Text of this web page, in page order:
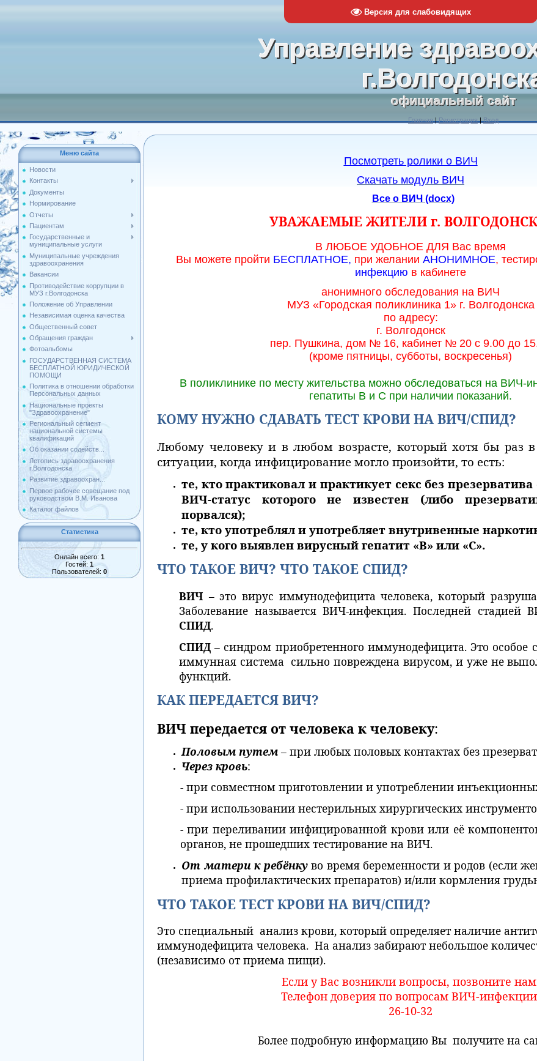
Версия для слабовидящих
Управление
официальный сайт
Главная|Регистрация|Вход
Меню сайта
Новости
Контакты
Документы
Нормирование
Отчеты
Пациентам
Государственные и
муниципальные услуги
Муниципальные учреждения
здравоохранения
Вакансии
Противодействие коррупции в
МУЗ г.Волгодонска
Положение об Управлении
Независимая оценка качества
Общественный совет
Обращения граждан
Фотоальбомы
ГОСУДАРСТВЕННАЯ СИСТЕМА
БЕСПЛАТНОЙ ЮРИДИЧЕСКОЙ
ПОМОЩИ
Политика в отношении обработки
Персональных данных
Национальные проекты
"Здравоохранение"
Региональный сегмент
национальной системы
квалификаций
Об оказании содейств...
Летопись здравоохранения
г.Волгодонска
Развитие здравоохран...
Первое рабочее совещание под
руководством В.М. Иванова
Каталог файлов
Статистика
Онлайн всего: 1
Гостей: 1
Пользователей: 0
Посмотреть ролики о ВИЧ
Скачать модуль ВИЧ
Все о ВИЧ (docx)
УВАЖАЕМЫЕ ЖИТЕЛИ г.
В ЛЮБОЕ УДОБНОЕ ДЛЯ Вас время
Вы можете пройти БЕСПЛАТНОЕ, при желании АНОНИМНОЕ,
инфекцию в кабинете
анонимного обследования на ВИЧ
МУЗ «Городская поликлиника 1» г. Волгодонска
по адресу:
г. Волгодонск
пер. Пушкина, дом № 16, кабинет № 20 с 9.00 до
(кроме пятницы, субботы, воскресенья)
В поликлинике по месту жительства можно обследоваться на ВИЧ-
гепатиты В и С при наличии показаний.
КОМУ НУЖНО СДАВАТЬ ТЕСТ КРОВИ НА ВИЧ/СПИД?
Любому человеку и в любом возрасте, который хотя бы раз
ситуации, когда инфицирование могло произойти, то есть:
те, кто практиковал и практикует секс без
ВИЧ-статус которого не известен (либо
порвался);
те, кто употреблял и употребляет внутривенные
те, у кого выявлен вирусный гепатит «В» или «С».
ЧТО ТАКОЕ ВИЧ? ЧТО ТАКОЕ СПИД?
ВИЧ – это вирус иммунодефицита человека, который
Заболевание называется ВИЧ-инфекция. Последней стадией
СПИД.
СПИД– синдром приобретенного иммунодефицита. Это особое
иммунная система сильно повреждена вирусом, и уже не
функций.
КАК ПЕРЕДАЕТСЯ ВИЧ?
ВИЧ передается от человека к человеку:
Половым путем – при любых половых контактах без
Через кровь:
- при совместном приготовлении и употреблении
- при использовании нестерильных хирургических
- при переливании инфицированной крови или её
органов, не прошедших тестирование на ВИЧ.
От матери к ребёнкуво время беременности и родов (если
приема профилактических препаратов) и/или кормления
ЧТО ТАКОЕ ТЕСТ КРОВИ НА ВИЧ/СПИД?
Это специальный анализ крови, который определяет наличие
иммунодефицита человека. На анализ забирают небольшое
(независимо от приема пищи).
Если у Вас возникли вопросы, позвоните
Телефон доверия по вопросам ВИЧ-
26-10-32
Более подробную информацию Вы получите на